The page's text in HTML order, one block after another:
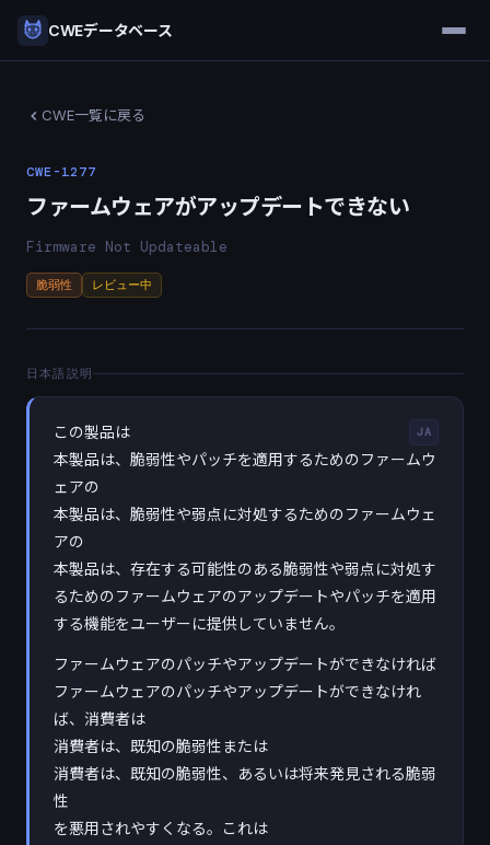
CWEデータベース
CWE一覧に戻る
CWE-1277
ファームウェアがアップデートできない
Firmware Not Updateable
脆弱性 レビュー中
日本語説明
JA
この製品は
本製品は、脆弱性やパッチを適用するためのファームウ
ェアの
本製品は、脆弱性や弱点に対処するためのファームウェ
アの
本製品は、存在する可能性のある脆弱性や弱点に対処す
るためのファームウェアのアップデートやパッチを適用
する機能をユーザーに提供していません。
ファームウェアのパッチやアップデートができなければ
ファームウェアのパッチやアップデートができなけれ
ば、消費者は
消費者は、既知の脆弱性または
消費者は、既知の脆弱性、あるいは将来発見される脆弱
性
を悪用されやすくなる。これは